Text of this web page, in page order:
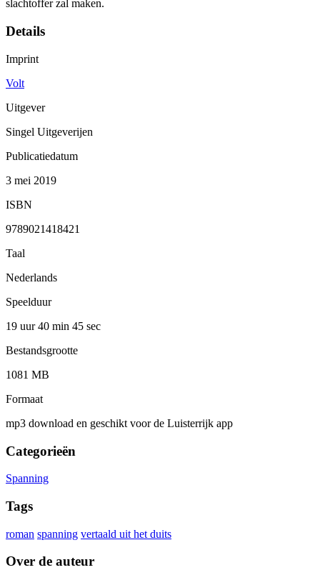
slachtoffer zal maken.
Details
Imprint
Volt
Uitgever
Singel Uitgeverijen
Publicatiedatum
3 mei 2019
ISBN
9789021418421
Taal
Nederlands
Speelduur
19 uur 40 min 45 sec
Bestandsgrootte
1081 MB
Formaat
mp3 download en geschikt voor de Luisterrijk app
Categorieën
Spanning
Tags
roman spanning vertaald uit het duits
Over de auteur